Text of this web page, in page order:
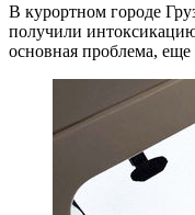
В курортном городе
получили
основная проблема,